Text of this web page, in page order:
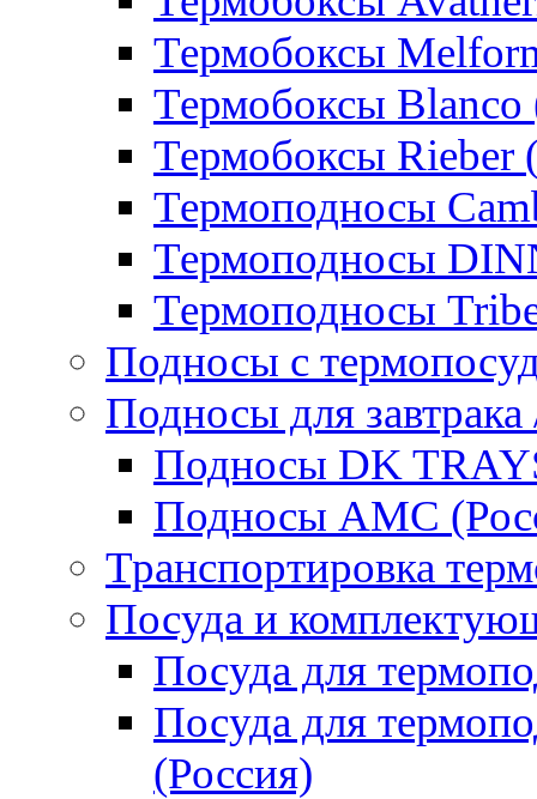
Термобоксы
Термобоксы Blanco
Термобоксы Rieber
Термоподносы
Термоподносы
Термоподносы
Подносы с
Подносы для завтрака
Подносы DK
Подносы AMC
Транспортировка
Посуда и
Посуда для
Посуда для
(Россия)